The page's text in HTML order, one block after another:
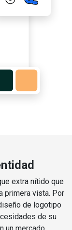
extra nítido que
primera vista. Por
de logotipo
de su